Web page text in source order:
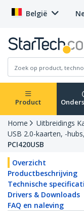
België
Product
Home
Uitbreidings
USB 2.0-kaarten, -
PCI420USB
Overzicht
Productbeschrijving
Technische
Drivers & Downloads
FAQ en naleving